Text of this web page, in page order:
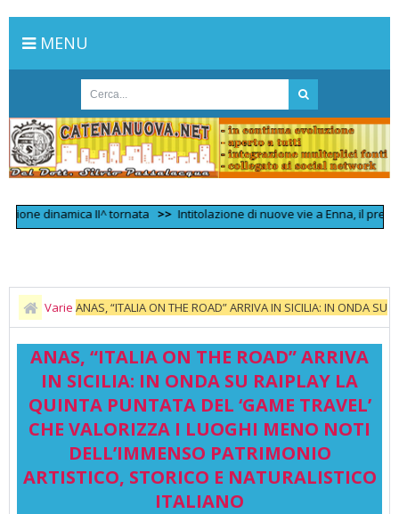
MENU
dinamica II^ tornata >> Intitolazione di nuove vie a Enna, il prefetto
Varie ANAS, “ITALIA ON THE ROAD” ARRIVA IN SICILIA: IN ONDA SU
RAIPLAY LA QUINTA PUNTATA DEL ‘GAME TRAVEL’ CHE VALORIZZA I
LUOGHI MENO NOTI DELL’IMMENSO PATRIMONIO ARTISTICO, STORICO E
ANAS, “ITALIA ON THE ROAD” ARRIVA
IN SICILIA: IN ONDA SU RAIPLAY LA
QUINTA PUNTATA DEL ‘GAME TRAVEL’
CHE VALORIZZA I LUOGHI MENO NOTI
DELL’IMMENSO PATRIMONIO
ARTISTICO, STORICO E NATURALISTICO
ITALIANO